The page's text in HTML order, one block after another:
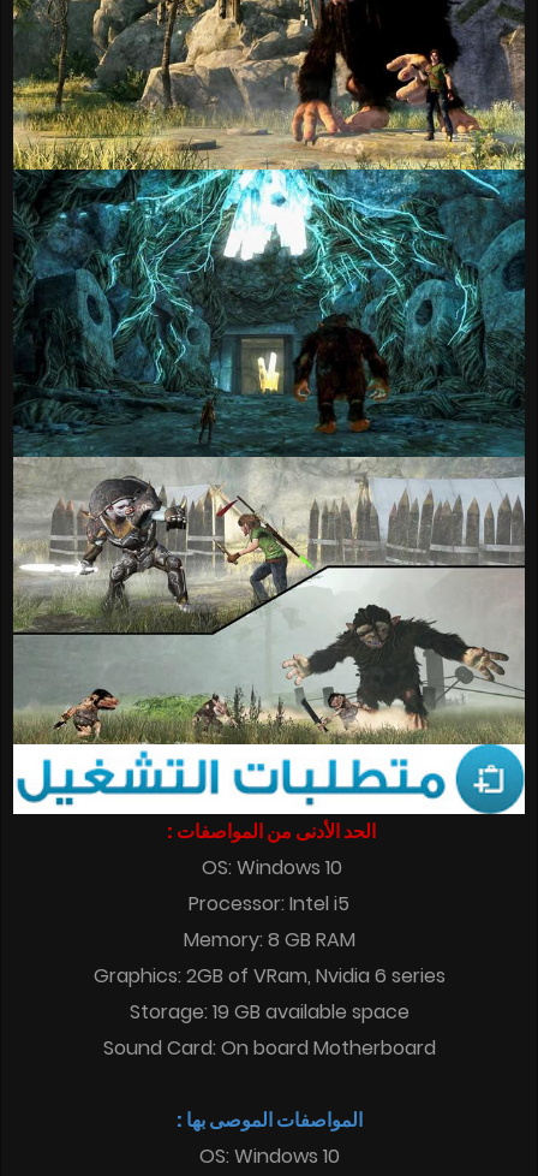
الحد الأدنى من المواصفات :
OS: Windows 10
Processor: Intel i5
Memory: 8 GB RAM
Graphics: 2GB of VRam, Nvidia 6 series
Storage: 19 GB available space
Sound Card: On board Motherboard
المواصفات الموصى بها :
OS: Windows 10